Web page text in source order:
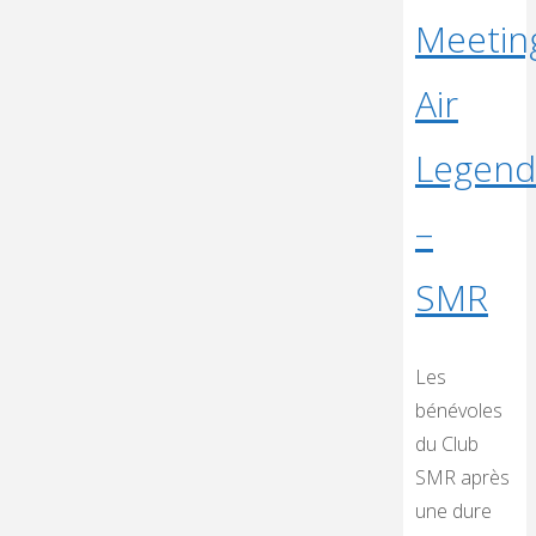
Air
Legend
–
SMR
Les
bénévoles
du Club
SMR après
une dure